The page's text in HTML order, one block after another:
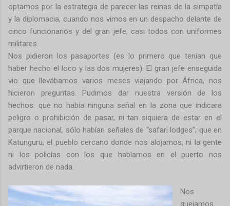
optamos por la estrategia de parecer las reinas de la simpatía
y la diplomacia, cuando nos vimos en un despacho delante de
cinco funcionarios y del gran jefe, casi todos con uniformes
militares.
Nos pidieron los pasaportes (es lo primero que tenían que
haber hecho el loco y las dos mujeres). El gran jefe enseguida
vio que llevábamos varios meses viajando por África, nos
hicieron preguntas. Pudimos dar nuestra versión de los
hechos: que no había ninguna señal en la zona que indicara
peligro o prohibición de pasar, ni tan siquiera de estar en el
parque nacional, sólo habían señales de “safari lodges”; que en
Katunguru, el pueblo cercano donde nos alojamos, ni la gente
ni los policías con los que hablamos en el puerto nos
advirtieron de nada.
Nos
quejamos